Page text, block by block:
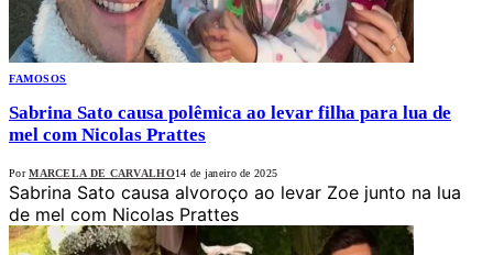
FAMOSOS
Sabrina Sato causa polêmica ao levar filha para lua de
mel com Nicolas Prattes
Por MARCELA DE CARVALHO14 de janeiro de 2025
Sabrina Sato causa alvoroço ao levar Zoe junto na lua
de mel com Nicolas Prattes